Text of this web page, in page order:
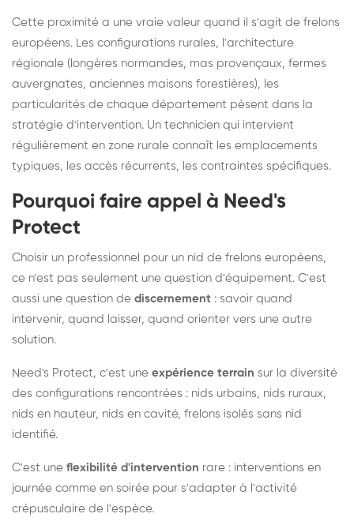
Cette proximité a une vraie valeur quand il s'agit de frelons
européens. Les configurations rurales, l'architecture
régionale (longères normandes, mas provençaux, fermes
auvergnates, anciennes maisons forestières), les
particularités de chaque département pèsent dans la
stratégie d'intervention. Un technicien qui intervient
régulièrement en zone rurale connaît les emplacements
typiques, les accès récurrents, les contraintes spécifiques.
Pourquoi faire appel à Need's
Protect
Choisir un professionnel pour un nid de frelons européens,
ce n'est pas seulement une question d'équipement. C'est
aussi une question de discernement : savoir quand
intervenir, quand laisser, quand orienter vers une autre
solution.
Need's Protect, c'est une expérience terrain sur la diversité
des configurations rencontrées : nids urbains, nids ruraux,
nids en hauteur, nids en cavité, frelons isolés sans nid
identifié.
C'est une flexibilité d'intervention rare : interventions en
journée comme en soirée pour s'adapter à l'activité
crépusculaire de l'espèce.